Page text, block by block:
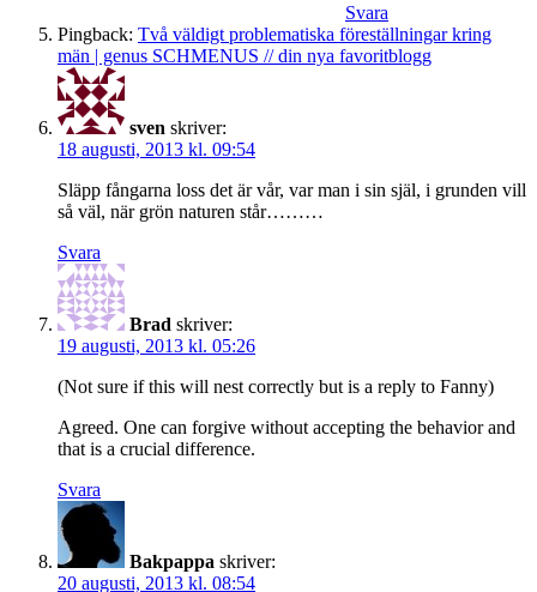
Svara
Pingback: Två väldigt problematiska föreställningar kring
män | genus SCHMENUS // din nya favoritblogg
sven skriver:
18 augusti, 2013 kl. 09:54
Släpp fångarna loss det är vår, var man i sin själ, i grunden vill
så väl, när grön naturen står………
Svara
Brad skriver:
19 augusti, 2013 kl. 05:26
(Not sure if this will nest correctly but is a reply to Fanny)
Agreed. One can forgive without accepting the behavior and
that is a crucial difference.
Svara
Bakpappa skriver:
20 augusti, 2013 kl. 08:54